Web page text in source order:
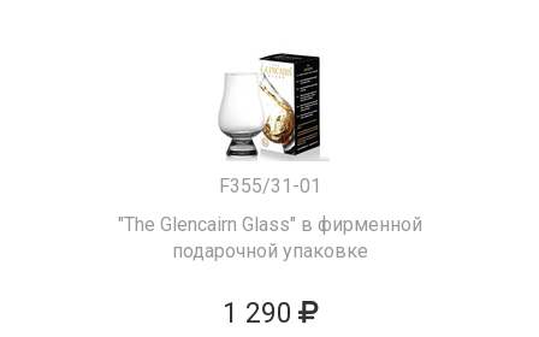
F355/31-01
"The Glencairn Glass" в фирменной
подарочной упаковке
1 290